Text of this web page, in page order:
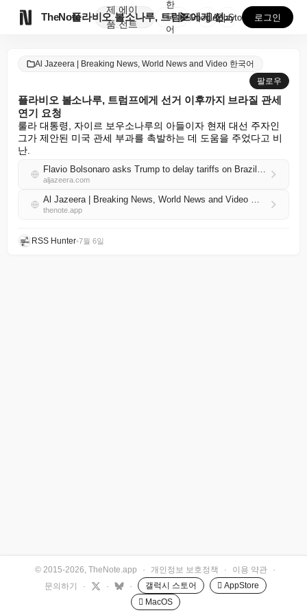
TheNote
제
품
에이
전트
플라비오 볼소나루, 트럼프에게 선거 이후까지 브라질 관...
한
국
어
GooglePlay
AppStore 로그인
Al Jazeera | Breaking News, World News and Video 한국어
팔로우
플라비오 볼소나루, 트럼프에게 선거 이후까지 브라질 관세
연기 요청
룰라 대통령, 자이르 보우소나루의 아들이자 현재 대선 주자인
그가 제안된 미국 관세 부과를 촉발하는 데 도움을 주었다고 비
난.
Flavio Bolsonaro asks Trump to delay tariffs on Brazil until after election
aljazeera.com
Al Jazeera | Breaking News, World News and Video 한국어 RSS
thenote.app
RSS Hunter•7월 6일
© 2015-2026, TheNote.app · 개인정보 보호정책 · 이용 약관
·
문의하기
· · · 갤럭시 스토어
 AppStore
 MacOS